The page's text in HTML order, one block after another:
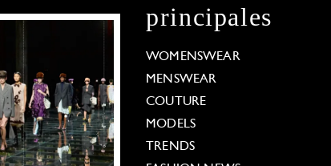
principales
WOMENSWEAR
MENSWEAR
COUTURE
MODELS
TRENDS